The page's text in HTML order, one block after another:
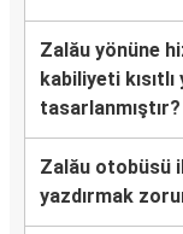
Zalău yönüne
kabiliyeti
tasarlanmıştır?
Zalău otobüsü
yazdırmak